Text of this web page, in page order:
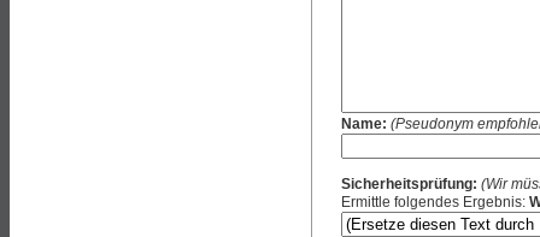
Name: (Pseudonym
Sicherheitsprüfung: (Wir
Ermittle folgendes Ergebnis: